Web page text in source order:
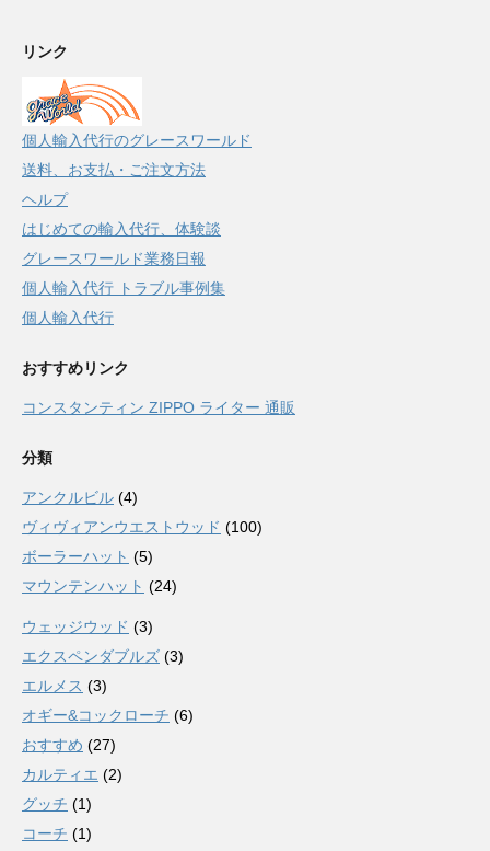
リンク
個人輸入代行のグレースワールド
送料、お支払・ご注文方法
ヘルプ
はじめての輸入代行、体験談
グレースワールド業務日報
個人輸入代行 トラブル事例集
個人輸入代行
おすすめリンク
コンスタンティン ZIPPO ライター 通販
分類
アンクルビル (4)
ヴィヴィアンウエストウッド (100)
ボーラーハット (5)
マウンテンハット (24)
ウェッジウッド (3)
エクスペンダブルズ (3)
エルメス (3)
オギー&コックローチ (6)
おすすめ (27)
カルティエ (2)
グッチ (1)
コーチ (1)